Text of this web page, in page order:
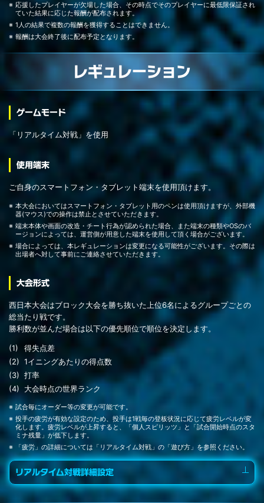
応援したプレイヤーが欠場した場合、その時点でそのプレイヤーに最低限保証され
ていた結果に応じた報酬が配布されます。
1人の結果で複数の報酬を獲得することはできません。
報酬は大会終了後に配布予定となります。
レギュレーション
ゲームモード
「リアルタイム対戦」を使用
使用端末
ご自身のスマートフォン・タブレット端末を使用頂けます。
本大会においてはスマートフォン・タブレット用のペンは使用頂けますが、外部機
器(マウス)での操作は禁止とさせていただきます。
端末本体や画面の改造・チート行為が認められた場合、また端末の種類やOSのバ
ージョンによっては、運営側が用意した端末を使用して頂く場合がございます。
場合によっては、本レギュレーションは変更になる可能性がございます。その際は
出場者へ対して事前にご連絡させていただきます。
大会形式
西日本大会はブロック大会を勝ち抜いた上位6名によるグループごとの
総当たり戦です。
勝利数が並んだ場合は以下の優先順位で順位を決定します。
得失点差
1イニングあたりの得点数
打率
大会時点の世界ランク
試合毎にオーダー等の変更が可能です。
投手の疲労が有効な設定のため、投手は1戦毎の登板状況に応じて疲労レベルが変
化します。疲労レベルが上昇すると、「個人スピリッツ」と「試合開始時点のスタ
ミナ残量」が低下します。
「疲労」の詳細については「リアルタイム対戦」の「遊び方」を参照ください。
リアルタイム対戦詳細設定